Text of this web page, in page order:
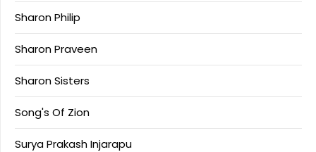
Sharon Philip
Sharon Praveen
Sharon Sisters
Song's Of Zion
Surya Prakash Injarapu